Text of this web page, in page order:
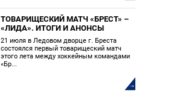
ТОВАРИЩЕСКИЙ МАТЧ «БРЕСТ» –
«ЛИДА». ИТОГИ И АНОНСЫ
21 июля в Ледовом дворце г. Бреста
состоялся первый товарищеский матч
этого лета между хоккейным командами
«Бр...